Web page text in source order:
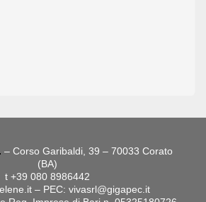
– Corso Garibaldi, 39 – 70033 Corato
(BA)
t +39 080 8986442
– PEC: vivasrl@gigapec.it